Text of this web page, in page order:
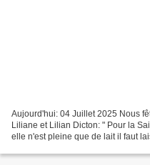
Aujourd'hui: 04 Juillet 2025 Nous
Liliane et Lilian Dicton: " Pour la
elle n'est pleine que de lait il faut